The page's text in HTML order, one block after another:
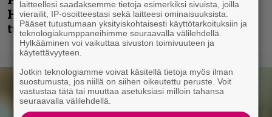
Hansen julkaisi uuden maistiaisen
tulevalta soololevyltä
laitteellesi saadaksemme tietoja esimerkiksi sivuista, joilla
vierailit, IP-osoitteestasi sekä laitteesi ominaisuuksista.
Pääset tutustumaan yksityiskohtaisesti käyttötarkoituksiin ja
teknologiakumppaneihimme seuraavalla välilehdellä.
Hylkääminen voi vaikuttaa sivuston toimivuuteen ja
käytettävyyteen.
Jotkin teknologiamme voivat käsitellä tietoja myös ilman
suostumusta, jos niillä on siihen oikeutettu peruste. Voit
vastustaa tätä tai muuttaa asetuksiasi milloin tahansa
seuraavalla välilehdellä.